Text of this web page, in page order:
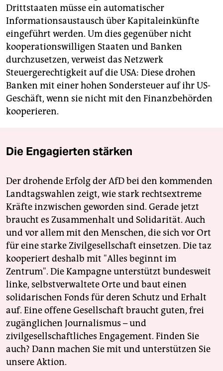
Drittstaaten müsse ein automatischer
Informationsaustausch über Kapitaleinkünfte
eingeführt werden. Um dies gegenüber nicht
kooperationswilligen Staaten und Banken
durchzusetzen, verweist das Netzwerk
Steuergerechtigkeit auf die USA: Diese drohen
Banken mit einer hohen Sondersteuer auf ihr US-
Geschäft, wenn sie nicht mit den Finanzbehörden
kooperieren.
Die Engagierten stärken
Der drohende Erfolg der AfD bei den kommenden
Landtagswahlen zeigt, wie stark rechtsextreme
Kräfte inzwischen geworden sind. Gerade jetzt
braucht es Zusammenhalt und Solidarität. Auch
und vor allem mit den Menschen, die sich vor Ort
für eine starke Zivilgesellschaft einsetzen. Die taz
kooperiert deshalb mit "Alles beginnt im
Zentrum". Die Kampagne unterstützt bundesweit
linke, selbstverwaltete Orte und baut einen
solidarischen Fonds für deren Schutz und Erhalt
auf. Eine offene Gesellschaft braucht guten, frei
zugänglichen Journalismus – und
zivilgesellschaftliches Engagement. Finden Sie
auch? Dann machen Sie mit und unterstützen Sie
unsere Aktion.